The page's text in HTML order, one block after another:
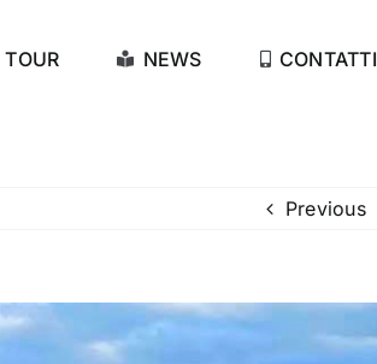
TOUR NEWS CONTATTI
Previous